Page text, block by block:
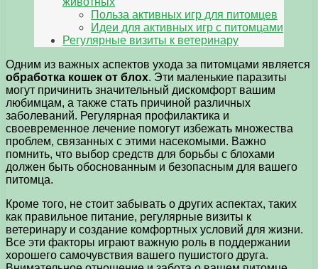
Польза активных игр для питомцев
Идеи для активных игр с питомцами
Регулярные визиты к ветеринару
Одним из важных аспектов ухода за питомцами является
обработка кошек от блох. Эти маленькие паразиты
могут причинить значительный дискомфорт вашим
любимцам, а также стать причиной различных
заболеваний. Регулярная профилактика и
своевременное лечение помогут избежать множества
проблем, связанных с этими насекомыми. Важно
помнить, что выбор средств для борьбы с блохами
должен быть обоснованным и безопасным для вашего
питомца.
Кроме того, не стоит забывать о других аспектах, таких
как правильное питание, регулярные визиты к
ветеринару и создание комфортных условий для жизни.
Все эти факторы играют важную роль в поддержании
хорошего самочувствия вашего пушистого друга.